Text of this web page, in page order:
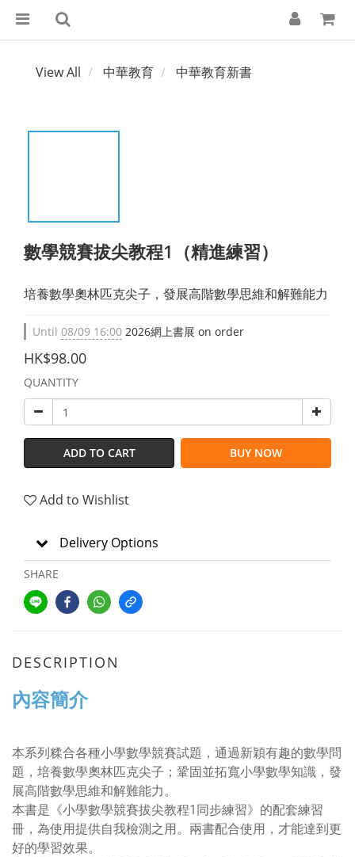
View All 中華教育 中華教育新書
數學競賽拔尖教程1（精進練習）
培養數學奧林匹克尖子，發展高階數學思維和解難能力
Until 08/09 16:00 2026網上書展 on order
HK$98.00
QUANTITY
ADD TO CART BUY NOW
Add to Wishlist
Delivery Options
SHARE
DESCRIPTION
內容簡介
本系列糅合各種小學數學競賽試題，通過新穎有趣的數學問
題，培養數學奧林匹克尖子；鞏固並拓寬小學數學知識，發
展高階數學思維和解難能力。
本書是《小學數學競賽拔尖教程1同步練習》的配套練習
冊，為使用提供自我檢測之用。兩書配合使用，才能達到更
好的學習效果。